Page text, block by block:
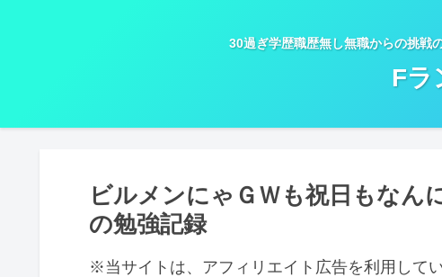
30過ぎ学歴職歴無し無職からの挑戦
Fラ
ビルメンにゃＧＷも祝日もな
の勉強記録
※当サイトは、アフィリエイト広告を利用して